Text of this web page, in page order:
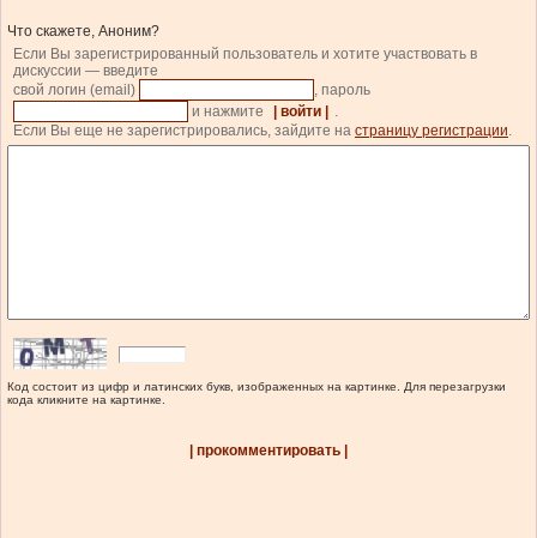
Что скажете, Аноним?
Если Вы зарегистрированный пользователь и хотите участвовать в
дискуссии — введите
свой логин (email)
, пароль
и нажмите
| войти |
.
Если Вы еще не зарегистрировались, зайдите на страницу регистрации.
Код состоит из цифр и латинских букв, изображенных на картинке. Для перезагрузки
кода кликните на картинке.
| прокомментировать |